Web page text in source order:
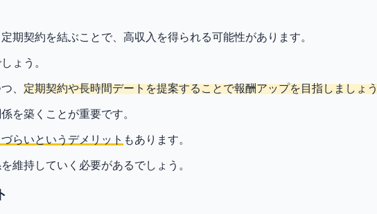
期契約を結ぶことで、高収入を得られる可能性があります。
ょう。
、 定期契約や長時間デートを提案することで報酬アップを目指しましょう
を築くことが重要です。
らいというデメリット もあります。
維持していく必要があるでしょう。